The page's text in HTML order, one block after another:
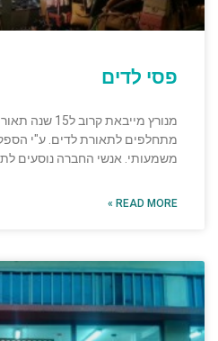
פסי לדים
מנורץ מייבאת
מתחלפים לתאורת לדים. ע"י
משמעותי. אנשי החברה נוסעים
READ MORE »